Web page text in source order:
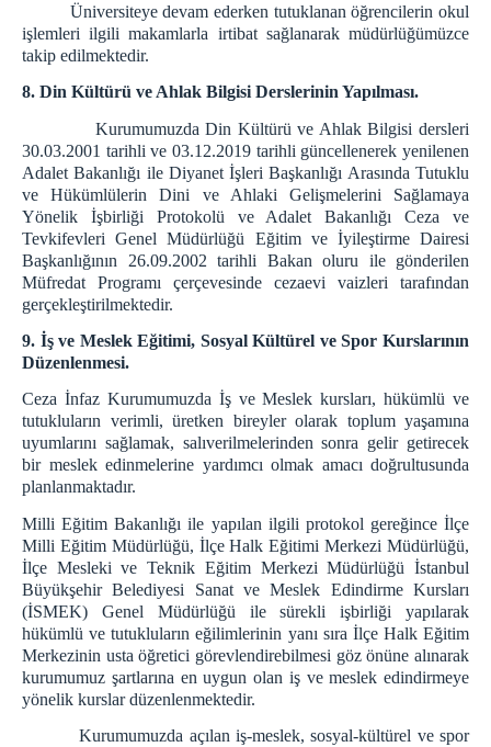
Üniversiteye devam ederken tutuklanan öğrencilerin okul
işlemleri ilgili makamlarla irtibat sağlanarak müdürlüğümüzce
takip edilmektedir.
8. Din Kültürü ve Ahlak Bilgisi Derslerinin Yapılması.
Kurumumuzda Din Kültürü ve Ahlak Bilgisi dersleri
30.03.2001 tarihli ve 03.12.2019 tarihli güncellenerek yenilenen
Adalet Bakanlığı ile Diyanet İşleri Başkanlığı Arasında Tutuklu
ve Hükümlülerin Dini ve Ahlaki Gelişmelerini Sağlamaya
Yönelik İşbirliği Protokolü ve Adalet Bakanlığı Ceza ve
Tevkifevleri Genel Müdürlüğü Eğitim ve İyileştirme Dairesi
Başkanlığının 26.09.2002 tarihli Bakan oluru ile gönderilen
Müfredat Programı çerçevesinde cezaevi vaizleri tarafından
gerçekleştirilmektedir.
9. İş ve Meslek Eğitimi, Sosyal Kültürel ve Spor Kurslarının
Düzenlenmesi.
Ceza İnfaz Kurumumuzda İş ve Meslek kursları, hükümlü ve
tutukluların verimli, üretken bireyler olarak toplum yaşamına
uyumlarını sağlamak, salıverilmelerinden sonra gelir getirecek
bir meslek edinmelerine yardımcı olmak amacı doğrultusunda
planlanmaktadır.
Milli Eğitim Bakanlığı ile yapılan ilgili protokol gereğince İlçe
Milli Eğitim Müdürlüğü, İlçe Halk Eğitimi Merkezi Müdürlüğü,
İlçe Mesleki ve Teknik Eğitim Merkezi Müdürlüğü İstanbul
Büyükşehir Belediyesi Sanat ve Meslek Edindirme Kursları
(İSMEK) Genel Müdürlüğü ile sürekli işbirliği yapılarak
hükümlü ve tutukluların eğilimlerinin yanı sıra İlçe Halk Eğitim
Merkezinin usta öğretici görevlendirebilmesi göz önüne alınarak
kurumumuz şartlarına en uygun olan iş ve meslek edindirmeye
yönelik kurslar düzenlenmektedir.
Kurumumuzda açılan iş-meslek, sosyal-kültürel ve spor